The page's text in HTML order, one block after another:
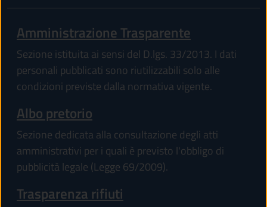
Amministrazione Trasparente
Sezione istituita ai sensi del D.lgs. 33/2013. I dati
personali pubblicati sono riutilizzabili solo alle
condizioni previste dalla normativa vigente.
Albo pretorio
Sezione dedicata alla consultazione degli atti
amministrativi per i quali è previsto l'obbligo di
pubblicità legale (Legge 69/2009).
Trasparenza rifiuti